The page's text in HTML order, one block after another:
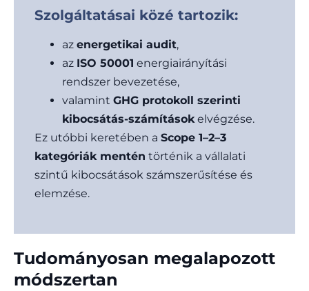
Szolgáltatásai közé tartozik:
az energetikai audit,
az ISO 50001 energiairányítási
rendszer bevezetése,
valamint GHG protokoll szerinti
kibocsátás-számításokelvégzése.
Ez utóbbi keretében a Scope 1–2–3
kategóriák mentén történik a vállalati
szintű kibocsátások számszerűsítése és
elemzése.
Tudományosan megalapozott
módszertan